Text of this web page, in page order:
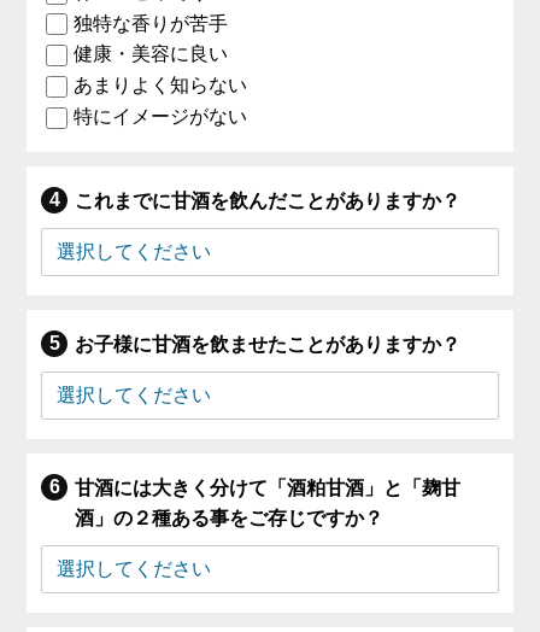
独特な香りが苦手
健康・美容に良い
あまりよく知らない
特にイメージがない
これまでに甘酒を飲んだことがありますか？
お子様に甘酒を飲ませたことがありますか？
甘酒には大きく分けて「酒粕甘酒」と「麹甘
酒」の２種ある事をご存じですか？